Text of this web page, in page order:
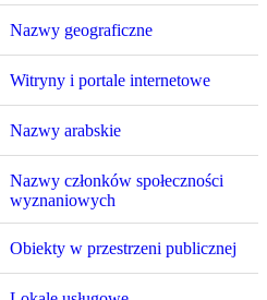
Nazwy geograficzne
Witryny i portale internetowe
Nazwy arabskie
Nazwy członków społeczności
wyznaniowych
Obiekty w przestrzeni publicznej